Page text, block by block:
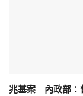
兆基案 內政部：